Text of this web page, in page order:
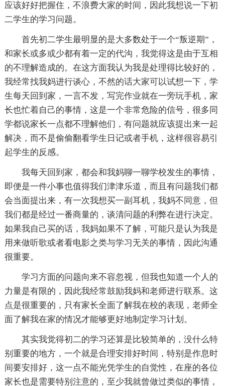
应该好好把握住，不浪费大家的时间，因此我想说一下初
二学生的学习问题。
首先初二学生最明显的是大多数处于一个“叛逆期”，
和家长或多或少都有着一定的代沟，我觉得这是由于互相
的不理解造成的。在这方面我认为我是处理得比较好的，
我经常找我妈进行谈心，不然的话大家可以试想一下，学
生每天回到家，一言不发，写完作业就在一旁玩手机，家
长也忙着自己的事情，这是一个非常危险的信号，很多同
学都说家长一点都不理解他们，有问题就应该提出来一起
解决，而不是偷偷翻看学生日记或者手机，这样很容易引
起学生的反感。
我每天回到家，都会和我妈聊一聊学校发生的事情，
即便是一件小事也值得我们津津乐道，而且有问题我们都
会当面提出来，有一次我想买一副耳机，我妈不同意，但
我们都是经过一番商量的，谈清问题的利弊在进行决定。
如果我自己买的话，我妈如果不了解，可能只是认为我是
用来做听歌或者看电影之类与学习无关的事情，因此沟通
很重要。
学习方面的问题向来不容忽视，但我也知道一个人的
力量是有限的，因此我经常鼓励我妈和老师进行联系。这
点是很重要的，只有家长全面了解我在校的表现，老师全
面了解我在家的情况才能够更好地制定学习计划。
其实我觉得初二的学习还算是比较简单的，没什么特
别重要的地方，一个就是合理安排好时间，特别是作息时
间要安排好，这一点不能光凭学生的自觉性，在座的各位
家长也是需要特别注意的，至少我就曾做过类似的事情，